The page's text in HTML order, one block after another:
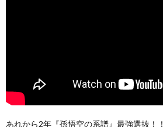
あれから2年『孫悟空の系譜』最強選抜！！